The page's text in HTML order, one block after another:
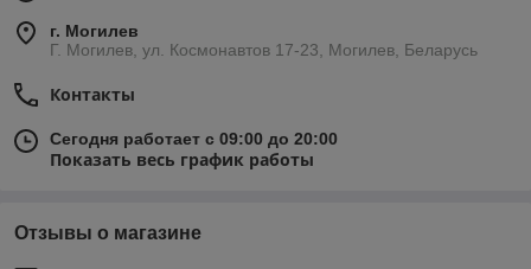
г. Могилев
Г. Могилев, ул. Космонавтов 17-23, Могилев, Беларусь
Контакты
Сегодня работает с 09:00 до 20:00
Показать весь график работы
Отзывы о магазине